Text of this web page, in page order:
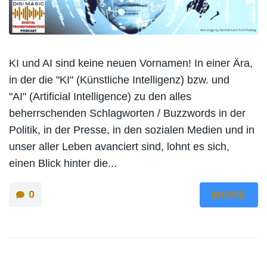
KI und AI sind keine neuen Vornamen! In einer Ära,
in der die "KI" (Künstliche Intelligenz) bzw. und
"AI" (Artificial Intelligence) zu den alles
beherrschenden Schlagworten / Buzzwords in der
Politik, in der Presse, in den sozialen Medien und in
unser aller Leben avanciert sind, lohnt es sich,
einen Blick hinter die...
0 MORE